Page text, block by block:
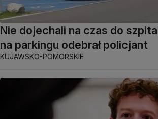
Nie dojechali na czas do
na parkingu odebrał policjant
KUJAWSKO-POMORSKIE